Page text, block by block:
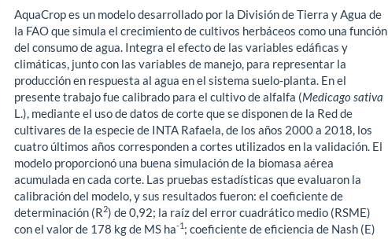
AquaCrop es un modelo desarrollado por la División de Tierra y Agua de
la FAO que simula el crecimiento de cultivos herbáceos como una función
del consumo de agua. Integra el efecto de las variables edáficas y
climáticas, junto con las variables de manejo, para representar la
producción en respuesta al agua en el sistema suelo-planta. En el
presente trabajo fue calibrado para el cultivo de alfalfa (Medicago sativa
L.), mediante el uso de datos de corte que se disponen de la Red de
cultivares de la especie de INTA Rafaela, de los años 2000 a 2018, los
cuatro últimos años corresponden a cortes utilizados en la validación. El
modelo proporcionó una buena simulación de la biomasa aérea
acumulada en cada corte. Las pruebas estadísticas que evaluaron la
calibración del modelo, y sus resultados fueron: el coeficiente de
determinación (R2) de 0,92; la raíz del error cuadrático medio (RSME)
con el valor de 178 kg de MS ha-1; coeficiente de eficiencia de Nash (E)